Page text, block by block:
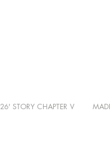
26' STORY CHAPTER V